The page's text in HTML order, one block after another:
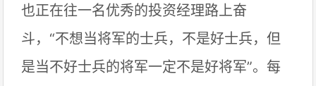
也正在往一名优秀的投资经理路上奋
斗，“不想当将军的士兵，不是好士兵，但
是当不好士兵的将军一定不是好将军”。每